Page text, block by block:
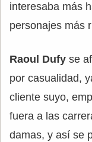
interesaba más
personajes más
Raoul Dufy se
por casualidad,
cliente suyo,
fuera a las
damas, y así se